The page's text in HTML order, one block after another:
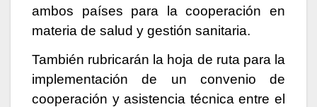
ambos países para la cooperación en
materia de salud y gestión sanitaria.
También rubricarán la hoja de ruta para la
implementación de un convenio de
cooperación y asistencia técnica entre el